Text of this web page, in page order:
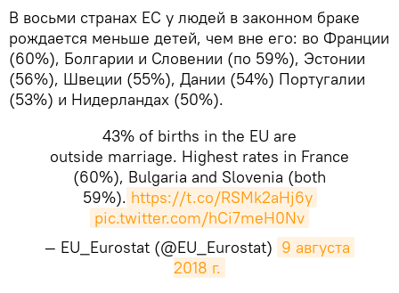
В восьми странах ЕС у людей в законном браке
рождается меньше детей, чем вне его: во Франции
(60%), Болгарии и Словении (по 59%), Эстонии
(56%), Швеции (55%), Дании (54%) Португалии
(53%) и Нидерландах (50%).
43% of births in the EU are
outside marriage. Highest rates in France
(60%), Bulgaria and Slovenia (both
59%). https://t.co/RSMk2aHj6y
pic.twitter.com/hCi7meH0Nv
— EU_Eurostat (@EU_Eurostat) 9 августа
2018 г.